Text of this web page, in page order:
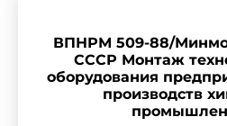
ВПНРМ 509-88/
СССР Монтаж
оборудования
производств